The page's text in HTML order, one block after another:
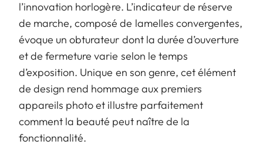
l’innovation horlogère. L’indicateur de réserve
de marche, composé de lamelles convergentes,
évoque un obturateur dont la durée d’ouverture
et de fermeture varie selon le temps
d’exposition. Unique en son genre, cet élément
de design rend hommage aux premiers
appareils photo et illustre parfaitement
comment la beauté peut naître de la
fonctionnalité.